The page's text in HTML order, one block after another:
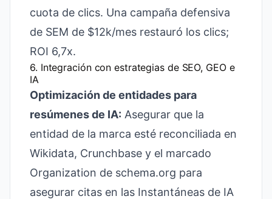
cuota de clics. Una campaña defensiva
de SEM de $12k/mes restauró los clics;
ROI 6,7x.
6. Integración con estrategias de SEO, GEO e
IA
Optimización de entidades para
resúmenes de IA: Asegurar que la
entidad de la marca esté reconciliada en
Wikidata, Crunchbase y el marcado
Organization de schema.org para
asegurar citas en las Instantáneas de IA